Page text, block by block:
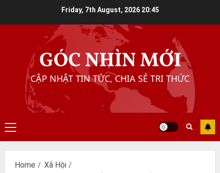
Friday, 7th August, 2026 20:45
GÓC NHÌN MỚI
CẬP NHẬT TIN TỨC, CHIA SẺ TRI THỨC
Primary
Menu
Home
Xã Hội